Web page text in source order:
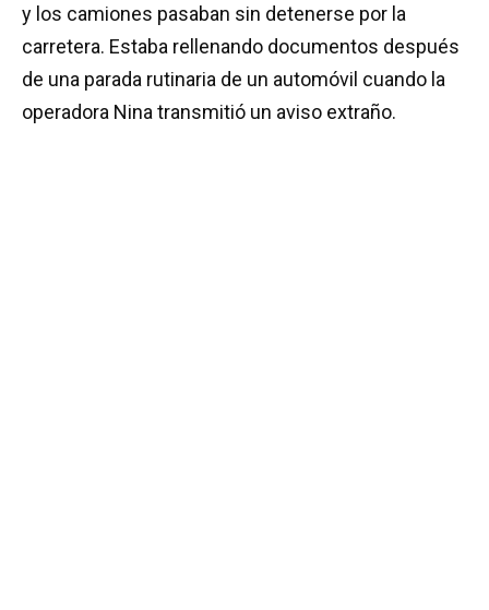
y los camiones pasaban sin detenerse por la
carretera. Estaba rellenando documentos después
de una parada rutinaria de un automóvil cuando la
operadora Nina transmitió un aviso extraño.